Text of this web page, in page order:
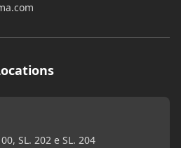
SL. 202 e SL. 204